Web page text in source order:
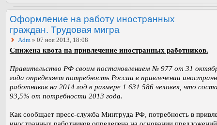
Оформление на работу иностранных
граждан. Трудовая мигра
Adm » 07 ноя 2013, 18:08
Снижена квота на привлечение иностранных работников.
Правительство РФ своим постановлением № 977 от 31
года определяет потребность России в привлечении
работников на 2014 год в размере 1 631 586 человек, что
93,5% от потребности 2013 года.
Как сообщает пресс-служба Минтруда РФ, потребность в
иностранных работников определена на основании